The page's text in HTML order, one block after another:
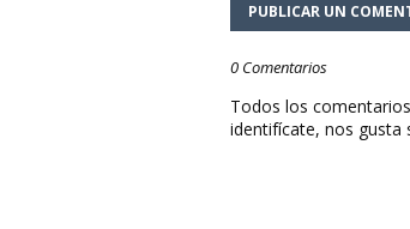
PUBLICAR UN
0 Comentarios
Todos los
identifícate, nos gusta